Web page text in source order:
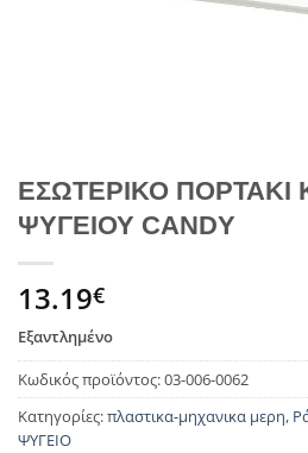
ΕΣΩΤΕΡΙΚΟ ΠΟΡΤΑΚΙ
ΨΥΓΕΙΟΥ CANDY
13.19€
Εξαντλημένο
Κωδικός προϊόντος:03-006-0062
Κατηγορίες:πλαστικα-μηχανικα μερη,
ΨΥΓΕΙΟ